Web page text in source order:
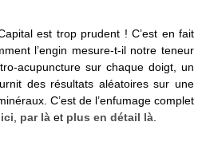
est trop prudent ! C’est en fait
l’engin mesure-t-il notre teneur
acupuncture sur chaque doigt, un
des résultats aléatoires sur une
C’est de l’enfumage complet
par là et plus en détail là